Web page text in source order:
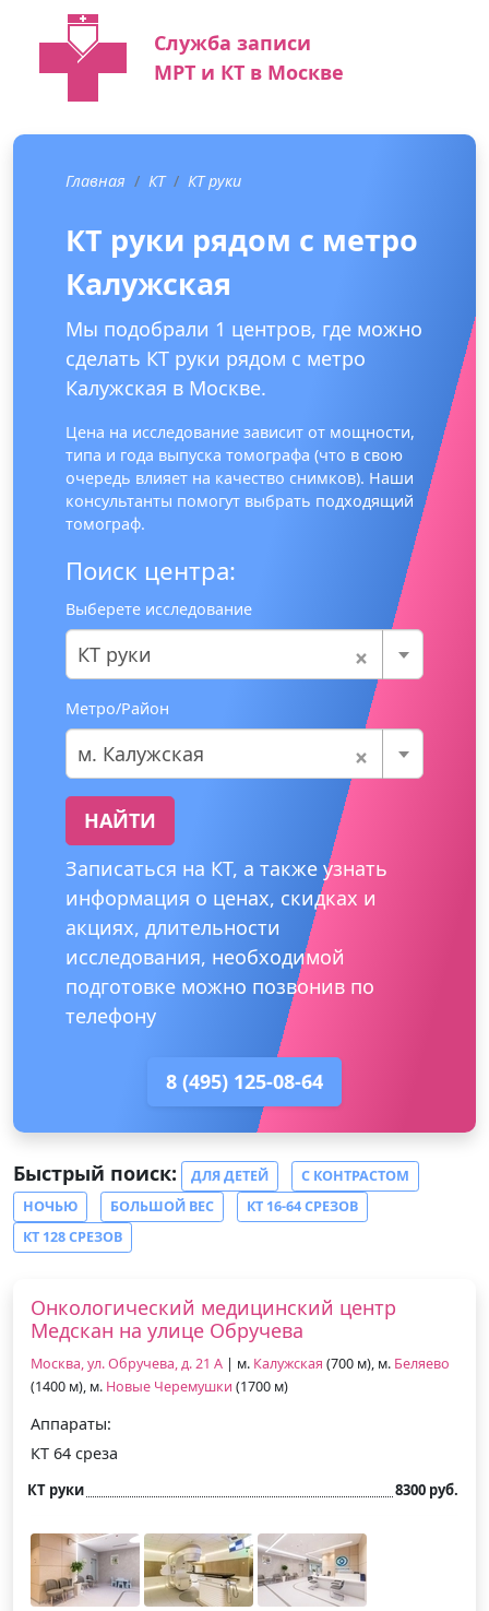
Служба записи
МРТ и КТ в Москве
Главная КТ КТ руки
КТ руки рядом с метро
Калужская
Мы подобрали 1 центров, где можно
сделать КТ руки рядом с метро
Калужская в Москве.
Цена на исследование зависит от мощности,
типа и года выпуска томографа (что в свою
очередь влияет на качество снимков). Наши
консультанты помогут выбрать подходящий
томограф.
Поиск центра:
Выберете исследование
×
КТ руки
Метро/Район
×
м. Калужская
НАЙТИ
Записаться на КТ, а также узнать
информация о ценах, скидках и
акциях, длительности
исследования, необходимой
подготовке можно позвонив по
телефону
8 (495) 125-08-64
Быстрый поиск: ДЛЯ ДЕТЕЙ
С КОНТРАСТОМ
НОЧЬЮ
БОЛЬШОЙ ВЕС
КТ 16-64 СРЕЗОВ
КТ 128 СРЕЗОВ
Онкологический медицинский центр
Медскан на улице Обручева
Москва, ул. Обручева, д. 21 А | м. Калужская (700 м), м. Беляево
(1400 м), м. Новые Черемушки (1700 м)
Аппараты:
КТ 64 среза
КТ руки 8300 руб.